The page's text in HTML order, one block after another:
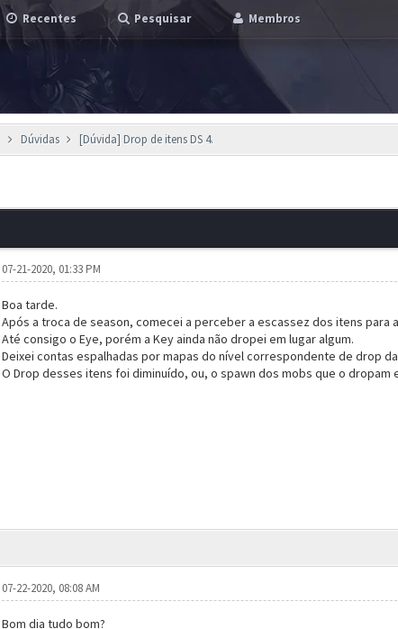
Recentes Pesquisar Membros
Dúvidas [Dúvida] Drop de itens DS 4.
07-21-2020, 01:33 PM
Boa tarde.
Após a troca de season, comecei a perceber a escassez dos itens para
Até consigo o Eye, porém a Key ainda não dropei em lugar algum.
Deixei contas espalhadas por mapas do nível correspondente de drop
O Drop desses itens foi diminuído, ou, o spawn dos mobs que o dropam
07-22-2020, 08:08 AM
Bom dia tudo bom?